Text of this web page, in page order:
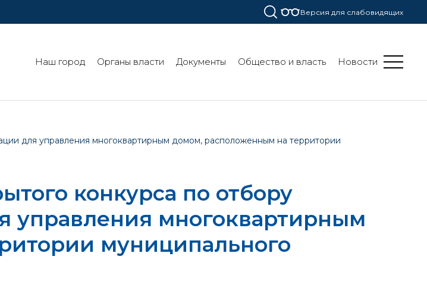
Версия для слабовидящих
Наш город Органы власти Документы Общество и власть Новости
для управления многоквартирным домом, расположенным на территории
конкурса по отбору
управления многоквартирным
муниципального